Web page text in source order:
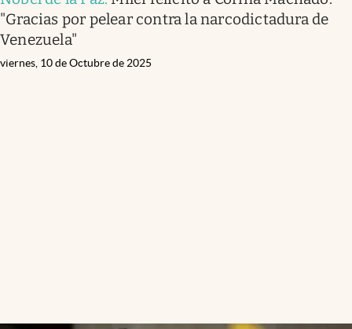
"Gracias por pelear contra la narcodictadura de
Venezuela"
viernes, 10 de Octubre de 2025